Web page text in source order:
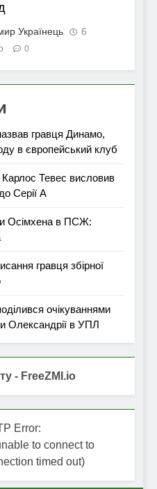
Українець
6
0
гравця Динамо,
в європейський клуб
Тевес висловив
Серії А
Осімхена в ПСЖ:
гравця збірної
очікуваннями
Олександрії в УПЛ
- FreeZMI.io
Error:
to connect to
timed out)